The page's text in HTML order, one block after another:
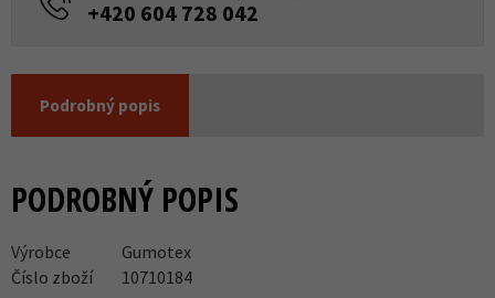
+420 604 728 042
Podrobný popis
PODROBNÝ POPIS
Výrobce
Gumotex
Číslo zboží
10710184